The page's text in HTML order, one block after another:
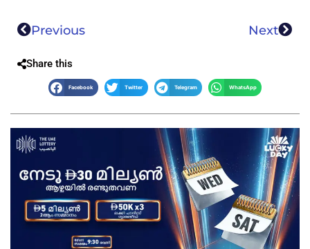
Previous Next
Share this
Facebook Twitter Telegram WhatsApp